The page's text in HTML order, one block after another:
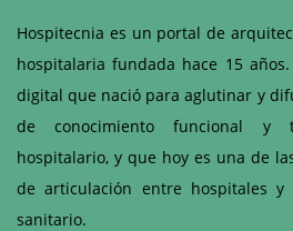
Hospitecnia es un portal de
hospitalaria fundada hace 15
digital que nació para aglutinar y
de conocimiento funcional y
hospitalario, y que hoy es una de
de articulación entre hospitales y
sanitario.